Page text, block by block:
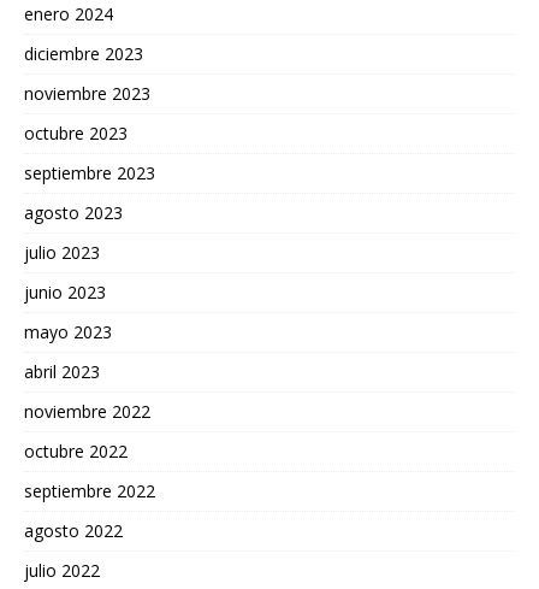
enero 2024
diciembre 2023
noviembre 2023
octubre 2023
septiembre 2023
agosto 2023
julio 2023
junio 2023
mayo 2023
abril 2023
noviembre 2022
octubre 2022
septiembre 2022
agosto 2022
julio 2022